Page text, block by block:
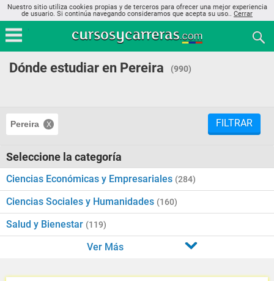
Nuestro sitio utiliza cookies propias y de terceros para ofrecer una mejor experiencia
de usuario. Si continúa navegando consideramos que acepta su uso.. Cerrar
Dónde estudiar en Pereira (990)
Pereira FILTRAR
Seleccione la categoría
Ciencias Económicas y Empresariales (284)
Ciencias Sociales y Humanidades (160)
Salud y Bienestar (119)
Ver Más